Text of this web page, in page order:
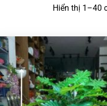
Hiển thị 1–40